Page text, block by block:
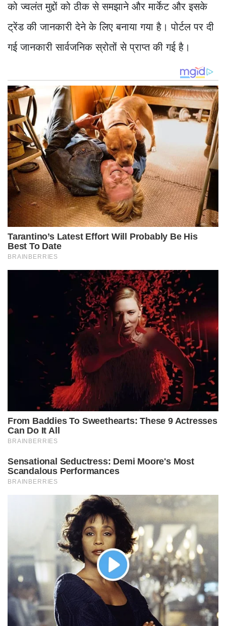
को ज्वलंत मुद्दों को ठीक से समझाने और मार्केट और इसके
ट्रेंड की जानकारी देने के लिए बनाया गया है। पोर्टल पर दी
गई जानकारी सार्वजनिक स्रोतों से प्राप्त की गई है।